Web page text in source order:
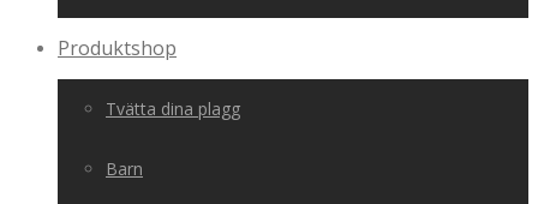
Produktshop
Tvätta dina plagg
Barn